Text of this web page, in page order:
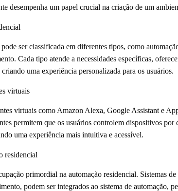
desempenha um papel crucial na criação de um
ser classificada em diferentes tipos, como
Cada tipo atende a necessidades específicas,
uma experiência personalizada para os usuários.
virtuais
virtuais como Amazon Alexa, Google Assistant e
permitem que os usuários controlem dispositivos
uma experiência mais intuitiva e acessível.
residencial
primordial na automação residencial. Sistemas
podem ser integrados ao sistema de automação,